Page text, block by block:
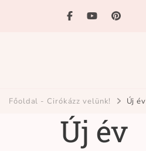
Főoldal - Cirókázz velünk! Új év
Új év